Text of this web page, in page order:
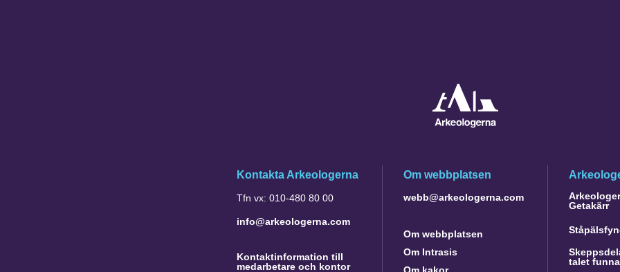
Kontakta Arkeologerna
Tfn vx: 010-480 80 00
info@arkeologerna.com
Kontaktinformation till
medarbetare och kontor
Om webbplatsen
webb@arkeologerna.com
Om webbplatsen
Om Intrasis
Getakärr
talet